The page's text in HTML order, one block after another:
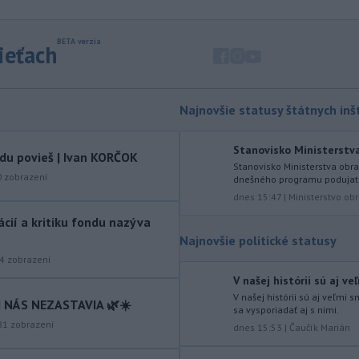
o 12 %.
viac ako 200 ľudí, medzi nimi aj
dovolenkárov, pre rozsiahly
lesný požiar v blízkosti Gardského
spozorovali dva drony,
oznámil v sobotu hovorca nemeckých
ozbrojených zložiek. K tomuto
povieš | Ivan KORČOK
zobrazení
a kritiku fondu nazýva
zobrazení
NÁS NEZASTAVIA 🌿☀️
zobrazení
Najnovšie statusy štátnych
Stanovisko Ministerstva
Stanovisko Ministerstva
dnešného programu
dnes 15:47 | Ministerstvo
Najnovšie politické statusy
V našej histórii sú aj
V našej histórii sú aj veľmi
sa vysporiadať aj s nimi.
dnes 15:53 | Čaučík Marián